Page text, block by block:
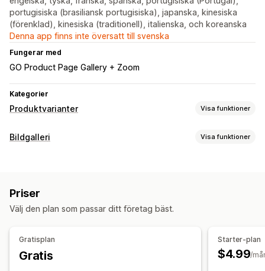
portugisiska (brasiliansk portugisiska), japanska, kinesiska
(förenklad), kinesiska (traditionell), italienska, och koreanska
Denna app finns inte översatt till svenska
Fungerar med
GO Product Page Gallery + Zoom
Kategorier
Produktvarianter Visa funktioner
Anpassning
Tilläggsavgifter för varianter
Lager
Bildgalleri Visa funktioner
Priser
Välj den plan som passar ditt företag bäst.
Gratisplan
Gratis
Starter-plan
$4.99/